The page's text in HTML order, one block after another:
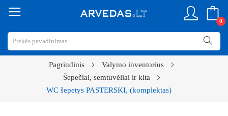
0
Pagrindinis
Valymo inventorius
Šepečiai, semtuvėliai ir kita
WC šepetys PASTERSKI, (komplektas)